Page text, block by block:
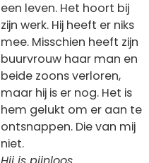
een leven. Het hoort bij
zijn werk. Hij heeft er niks
mee. Misschien heeft zijn
buurvrouw haar man en
beide zoons verloren,
maar hij is er nog. Het is
hem gelukt om er aan te
ontsnappen. Die van mij
niet.